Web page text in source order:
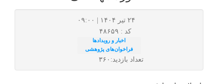
۲۴ تیر ۱۴۰۴ | ۰۹:۰۰
کد : ۴۸۶۵۹
اخبار و رویدادها
فراخوان‌های پژوهشی
تعداد بازدید:۳۶۰
با سلام و احترام؛